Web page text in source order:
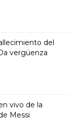
del
vergüenza
vivo de la
Messi